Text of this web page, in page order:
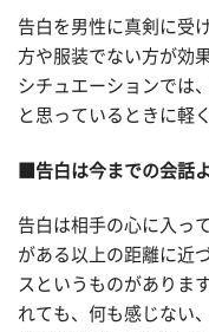
告白を男性に真剣に受
方や服装でない方が効
シチュエーションでは
と思っているときに軽
■告白は今までの会話
告白は相手の心に入っ
がある以上の距離に近
スというものがありま
れても、何も感じない